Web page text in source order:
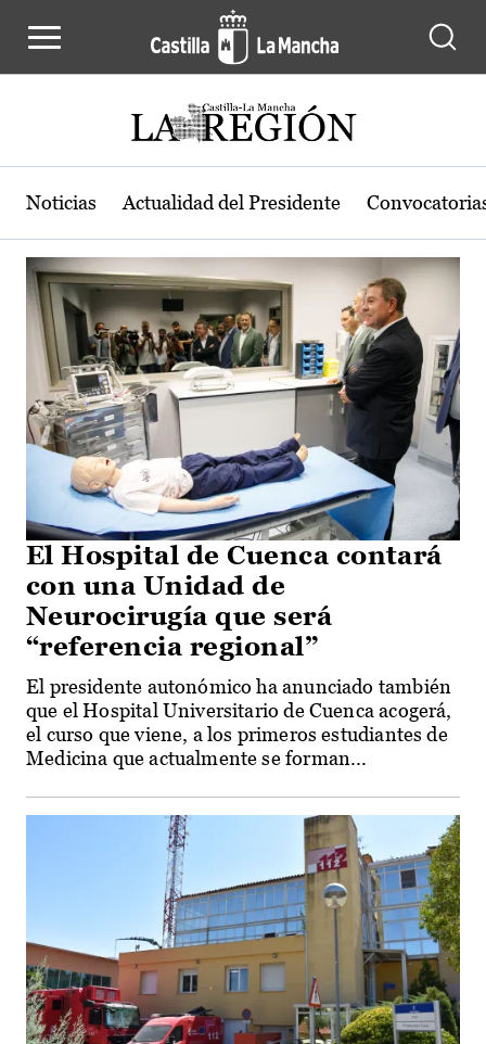
Actualidad de la región de Castilla-
Noticias Actualidad del Presidente
El Hospital de Cuenca contará
con una Unidad de
Neurocirugía que será
“referencia regional”
El presidente autonómico ha anunciado también
que el Hospital Universitario de Cuenca acogerá,
el curso que viene, a los primeros estudiantes de
Medicina que actualmente se forman...